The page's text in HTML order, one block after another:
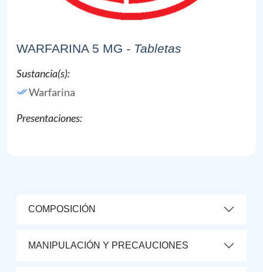
WARFARINA 5 MG - Tabletas
Sustancia(s):
Warfarina
Presentaciones:
COMPOSICIÓN
MANIPULACIÓN Y PRECAUCIONES